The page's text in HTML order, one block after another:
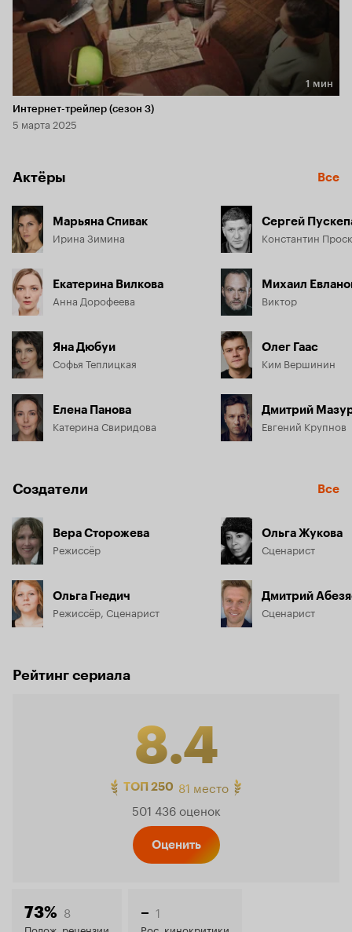
Длительность 1 мин
1 мин
Интернет-трейлер (сезон 3)
5 марта 2025
Актёры Все
Марьяна Спивак
Ирина Зимина
Екатерина Вилкова
Анна Дорофеева
Яна Дюбуи
Софья Теплицкая
Елена Панова
Катерина Свиридова
Сергей
Константин
Михаил
Виктор
Олег Гаас
Ким Вершинин
Дмитрий
Евгений Крупнов
Создатели Все
Вера Сторожева
Режиссёр
Ольга Гнедич
Режиссёр, Сценарист
Ольга Жукова
Сценарист
Дмитрий
Сценарист
Рейтинг сериала
8.4
Рейтинг
8.4
ТОП 250 81 место
501 436 оценок
Оценить
73% 8
Полож. рецензии
– 1
Рос. кинокритики